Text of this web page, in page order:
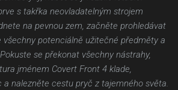
s takřka neovladatelným strojem
na pevnou zem, začněte prohledávat
všechny potenciálně užitečné předměty a
se překonat všechny nástrahy,
jménem Covert Front 4 klade,
nalezněte cestu pryč z tajemného světa.